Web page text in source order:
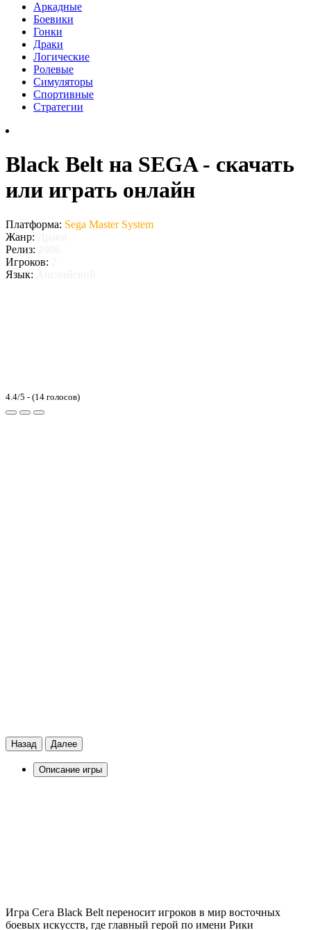
Аркадные
Боевики
Гонки
Драки
Логические
Ролевые
Симуляторы
Спортивные
Стратегии
Black Belt на SEGA - скачать
или играть онлайн
Платформа: Sega Master System
Жанр:
Релиз:
Игроков:
Язык:
4.4/5 - (14 голосов)
Назад Далее
Описание игры
Игра Сега Black Belt переносит игроков в мир восточных
боевых искусств, где главный герой по имени Рики